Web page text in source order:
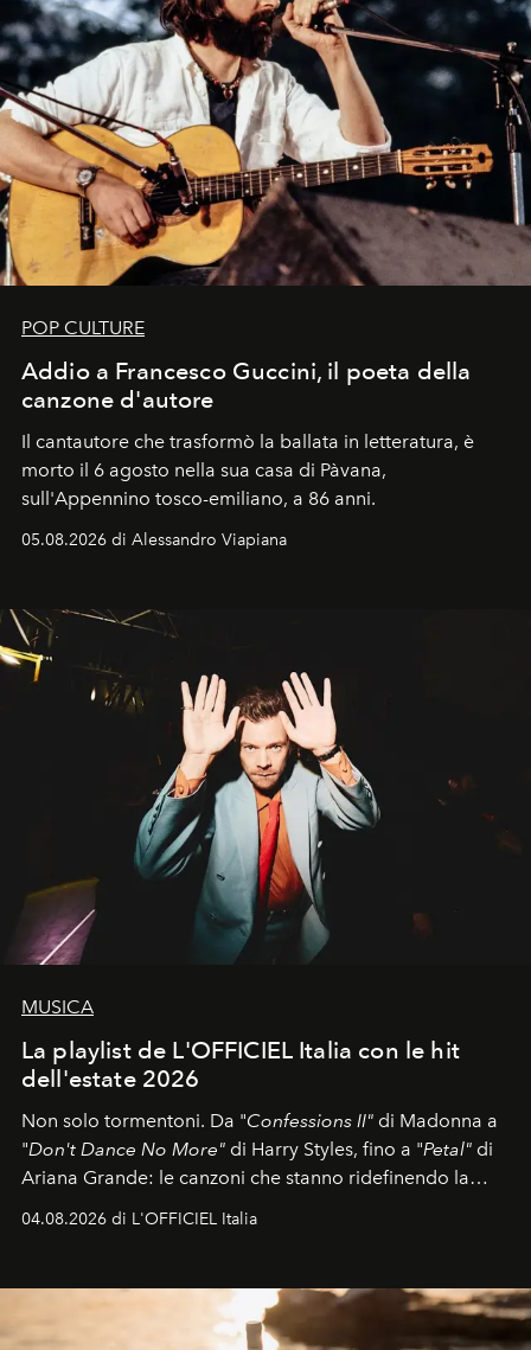
POP CULTURE
Addio a Francesco Guccini, il poeta della
canzone d'autore
Il cantautore che trasformò la ballata in letteratura, è
morto il 6 agosto nella sua casa di Pàvana,
sull'Appennino tosco-emiliano, a 86 anni.
05.08.2026 di Alessandro Viapiana
MUSICA
La playlist de L'OFFICIEL Italia con le hit
dell'estate 2026
Non solo tormentoni. Da "Confessions II" di Madonna a
"Don't Dance No More" di Harry Styles, fino a "Petal" di
Ariana Grande: le canzoni che stanno ridefinendo la
colonna sonora della stagione.
04.08.2026 di L'OFFICIEL Italia